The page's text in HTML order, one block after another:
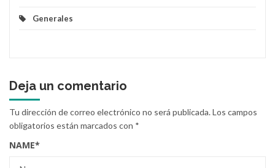
Generales
Deja un comentario
Tu dirección de correo electrónico no será publicada.Los campos
obligatorios están marcados con *
NAME*